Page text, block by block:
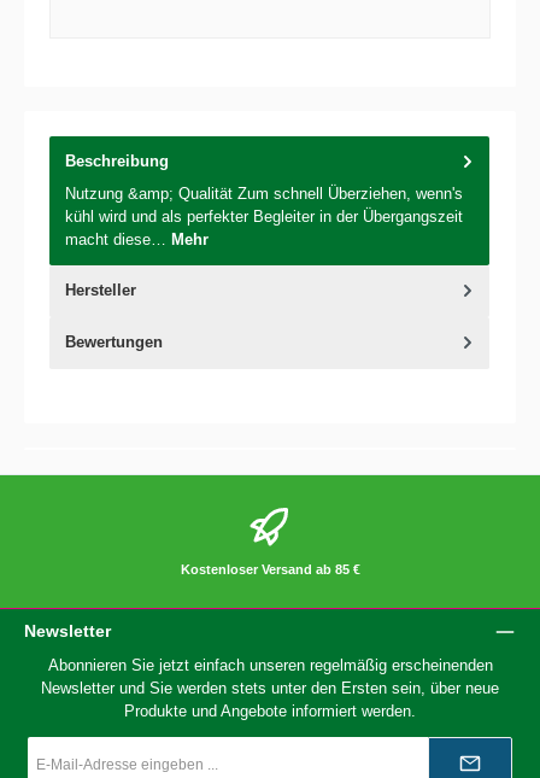
Beschreibung
Nutzung &amp; Qualität Zum schnell Überziehen, wenn's
kühl wird und als perfekter Begleiter in der Übergangszeit
macht diese… Mehr
Hersteller
Bewertungen
Kostenloser Versand ab 85 €
Newsletter
Abonnieren Sie jetzt einfach unseren regelmäßig erscheinenden
Newsletter und Sie werden stets unter den Ersten sein, über neue
Produkte und Angebote informiert werden.
Mail-